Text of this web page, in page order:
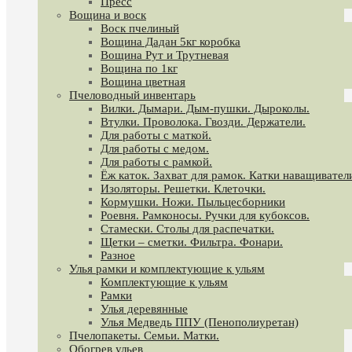
Вощина и воск
Воск пчелиный
Вощина Дадан 5кг коробка
Вощина Рут и Трутневая
Вощина по 1кг
Вощина цветная
Пчеловодный инвентарь
Вилки. Дымари. Дым-пушки. Дыроколы.
Втулки. Проволока. Гвозди. Держатели.
Для работы с маткой.
Для работы с медом.
Для работы с рамкой.
Ёж каток. Захват для рамок. Катки
Изоляторы. Решетки. Клеточки.
Кормушки. Ножи. Пыльцесборники
Роевня. Рамконосы. Ручки для кубоксов.
Стамески. Столы для распечатки.
Щетки – сметки. Фильтра. Фонари.
Разное
Улья рамки и комплектующие к ульям
Комплектующие к ульям
Рамки
Улья деревянные
Улья Медведь ППУ (Пенополиуретан)
Пчелопакеты. Семьи. Матки.
Обогрев ульев